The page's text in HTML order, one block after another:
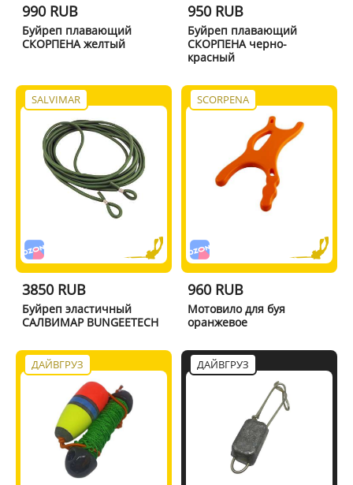
990 RUB
Буйреп плавающий
СКОРПЕНА желтый
950 RUB
Буйреп плавающий
СКОРПЕНА черно-
красный
SALVIMAR
3850 RUB
Буйреп эластичный
САЛВИМАР BUNGEETECH
SCORPENA
960 RUB
Мотовило для буя
оранжевое
ДАЙВГРУЗ ДАЙВГРУЗ